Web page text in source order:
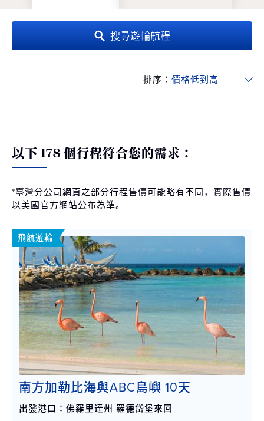
搜尋遊輪航程
排序：
以下 178 個行程符合您的需求：
*臺灣分公司網頁之部分行程售價可能略有不同，實際售價
以美國官方網站公布為準。
飛航遊輪
南方加勒比海與ABC島嶼 10天
出發港口：佛羅里達州 羅德岱堡來回